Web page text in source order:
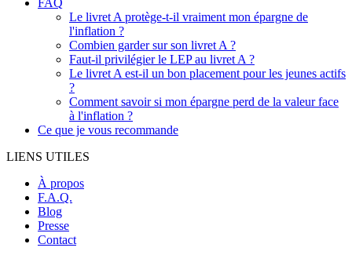
Le livret A protège-t-il vraiment mon épargne de
l'inflation ?
Combien garder sur son livret A ?
Faut-il privilégier le LEP au livret A ?
Le livret A est-il un bon placement pour les jeunes actifs
?
Comment savoir si mon épargne perd de la valeur face
à l'inflation ?
Ce que je vous recommande
LIENS UTILES
À propos
F.A.Q.
Blog
Presse
Contact